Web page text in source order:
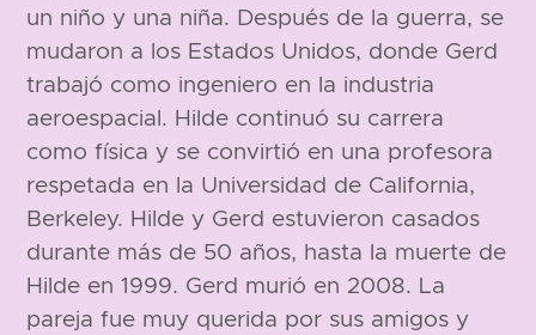
un niño y una niña. Después de la guerra, se
mudaron a los Estados Unidos, donde Gerd
trabajó como ingeniero en la industria
aeroespacial. Hilde continuó su carrera
como física y se convirtió en una profesora
respetada en la Universidad de California,
Berkeley. Hilde y Gerd estuvieron casados
durante más de 50 años, hasta la muerte de
Hilde en 1999. Gerd murió en 2008. La
pareja fue muy querida por sus amigos y